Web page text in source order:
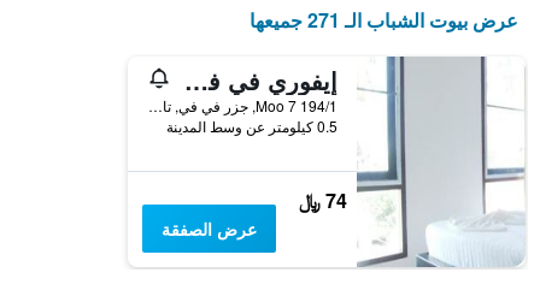
خلال
آخر
التالي
1
محور
الذي
سعر
غرفة
عرض بيوت الشباب الـ 271 جميعها
إيفوري في في آيلاند
194/1 Moo 7, جزر في في, تايلاند
0.5 كيلومتر عن وسط المدينة
74 ﷼
عرض الصفقة